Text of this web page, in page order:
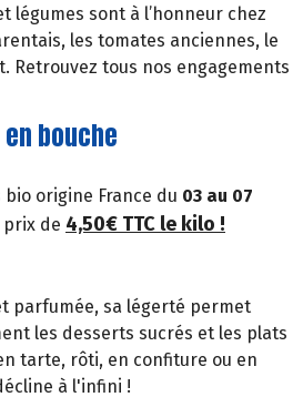
légumes sont à l’honneur chez
les tomates anciennes, le
Retrouvez tous nos engagements
bouche
origine France du 03 au 07
prix de 4,50€ TTC le kilo !
parfumée, sa légerté permet
les desserts sucrés et les plats
tarte, rôti, en confiture ou en
à l'infini !